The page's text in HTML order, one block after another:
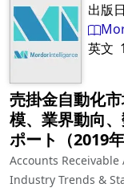
出版日
英文
売掛金自動化
模、業界動向
ポート（2019
Accounts
Industry Trends &